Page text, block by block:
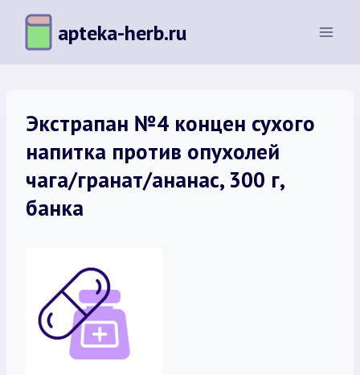
Перейти
содержимому
apteka-herb.ru
Экстрапан №4 концен сухого
напитка против опухолей
чага/гранат/ананас, 300 г,
банка